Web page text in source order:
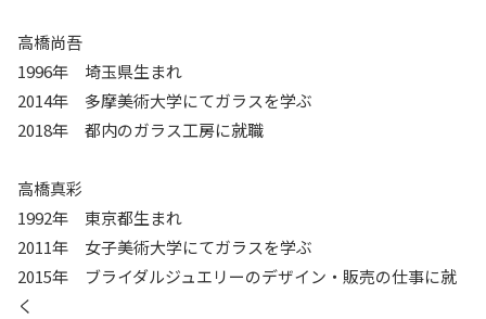
高橋尚吾
1996年 埼玉県生まれ
2014年 多摩美術大学にてガラスを学ぶ
2018年 都内のガラス工房に就職
高橋真彩
1992年 東京都生まれ
2011年 女子美術大学にてガラスを学ぶ
2015年 ブライダルジュエリーのデザイン・販売の仕事に就
く